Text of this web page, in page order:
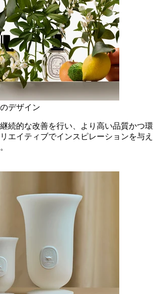
デザイン
続的な改善を行い、より高い品質かつ環
エイティブでインスピレーションを与え